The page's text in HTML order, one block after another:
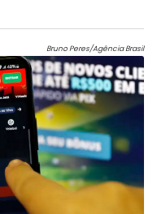
Bruno Peres/Agência Brasil